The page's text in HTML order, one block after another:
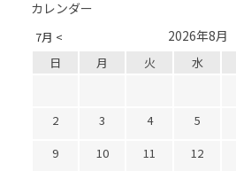
カレンダー
7月 < 2026年8月
日 月 火 水
2
3 4 5
9
10 11 12